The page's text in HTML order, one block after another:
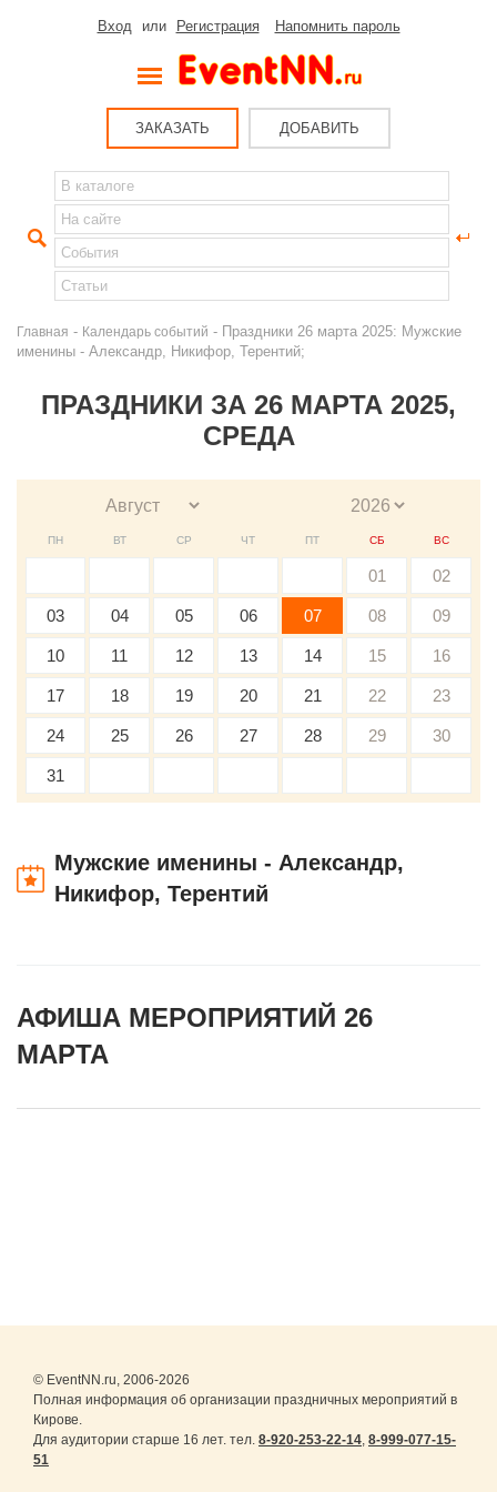
Вход или Регистрация Напомнить пароль
ЗАКАЗАТЬ ДОБАВИТЬ
Главная - Календарь событий - Праздники 26 марта 2025: Мужские
именины - Александр, Никифор, Терентий;
ПРАЗДНИКИ ЗА 26 МАРТА 2025,
СРЕДА
ПН ВТ СР ЧТ ПТ СБ ВС
01 02
03 04 05 06 07 08 09
10 11 12 13 14 15 16
17 18 19 20 21 22 23
24 25 26 27 28 29 30
31
Мужские именины - Александр,
Никифор, Терентий
АФИША МЕРОПРИЯТИЙ 26
МАРТА
© EventNN.ru, 2006-2026
Полная информация об организации праздничных мероприятий в
Кирове.
Для аудитории старше 16 лет. тел. 8-920-253-22-14, 8-999-077-15-
51